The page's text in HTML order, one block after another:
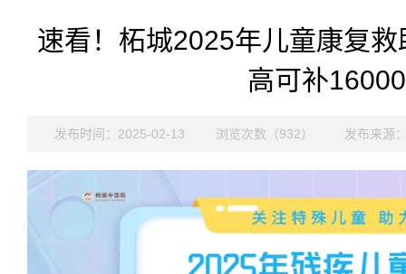
速看！柘城2025年儿童康复
高可补
发布时间：2025-02-13 浏览次数（932） 发布来源